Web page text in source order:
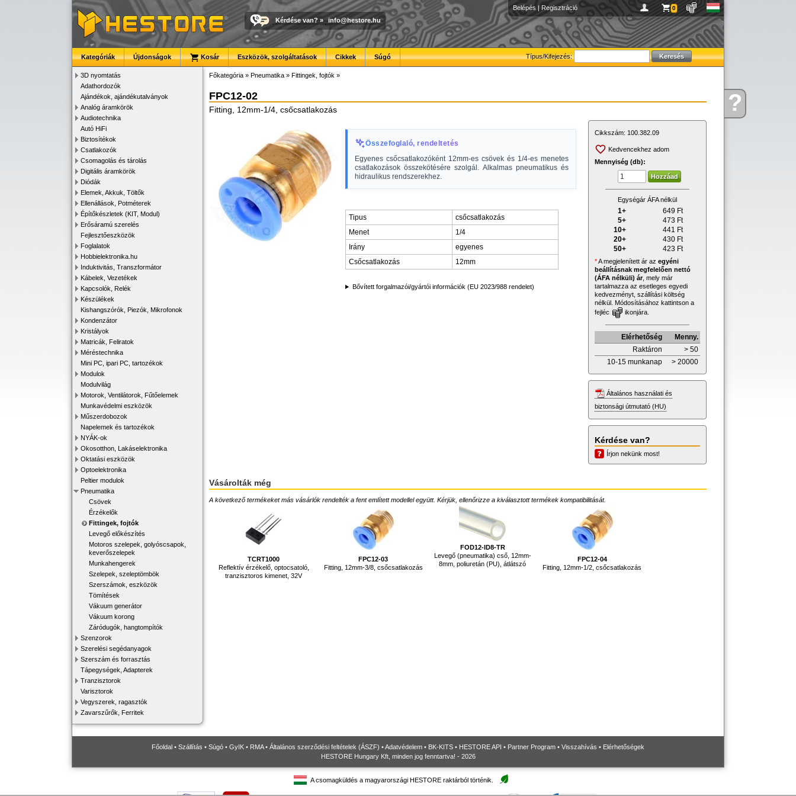
Kérdése?
Belépés | Regisztráció 0
Kérdése van? » info@hestore.hu
Típus/Kifejezés:
Kategóriák Újdonságok Kosár Eszközök, szolgáltatások Cikkek Súgó
3D nyomtatás
Adathordozók
Ajándékok, ajándékutalványok
Analóg áramkörök
Audiotechnika
Autó HiFi
Biztosítékok
Csatlakozók
Csomagolás és tárolás
Digitális áramkörök
Diódák
Elemek, Akkuk, Töltők
Ellenállások, Potméterek
Építőkészletek (KIT, Modul)
Erősáramú szerelés
Fejlesztőeszközök
Foglalatok
Hobbielektronika.hu
Induktivitás, Transzformátor
Kábelek, Vezetékek
Kapcsolók, Relék
Készülékek
Kishangszórók, Piezók, Mikrofonok
Kondenzátor
Kristályok
Matricák, Feliratok
Méréstechnika
Mini PC, ipari PC, tartozékok
Modulok
Modulvilág
Motorok, Ventilátorok, Fűtőelemek
Munkavédelmi eszközök
Műszerdobozok
Napelemek és tartozékok
NYÁK-ok
Okosotthon, Lakáselektronika
Oktatási eszközök
Optoelektronika
Peltier modulok
Pneumatika
Csövek
Érzékelők
Fittingek, fojtók
Levegő előkészítés
Motoros szelepek, golyóscsapok,
keverőszelepek
Munkahengerek
Szelepek, szeleptömbök
Szerszámok, eszközök
Tömítések
Vákuum generátor
Vákuum korong
Záródugók, hangtompítók
Szenzorok
Szerelési segédanyagok
Szerszám és forrasztás
Tápegységek, Adapterek
Tranzisztorok
Varisztorok
Vegyszerek, ragasztók
Zavarszűrők, Ferritek
Főkategória » Pneumatika » Fittingek, fojtók »
FPC12-02
Fitting, 12mm-1/4, csőcsatlakozás
Összefoglaló, rendeltetés
Egyenes csőcsatlakozóként 12mm-es csövek és 1/4-es menetes
csatlakozások összekötésére szolgál. Alkalmas pneumatikus és
hidraulikus rendszerekhez.
Tipus
csőcsatlakozás
Menet
1/4
Irány
egyenes
Csőcsatlakozás
12mm
Bővített forgalmazói/gyártói információk (EU 2023/988 rendelet)
Cikkszám: 100.382.09
Kedvencekhez adom
Mennyiség (db):
Egységár ÁFA nélkül
1+ 649 Ft
5+
473 Ft
10+
441 Ft
20+
430 Ft
50+
423 Ft
*A megjelenített ár az egyéni
beállításnak megfelelően nettó
(ÁFA nélküli) ár, mely már
tartalmazza az esetleges egyedi
kedvezményt, szállítási költség
nélkül. Módosításához kattintson a
fejléc
ikonjára.
Elérhetőség
Menny.
Raktáron
> 50
10-15 munkanap
> 20000
Általános használati és
biztonsági útmutató (HU)
Kérdése van?
Írjon nekünk most!
Vásárolták még
A következő termékeket más vásárlók rendelték a fent említett modellel együtt. Kérjük, ellenőrizze a kiválasztott termékek kompatibilitását.
TCRT1000
Reflektív érzékelő, optocsatoló,
tranzisztoros kimenet, 32V
FPC12-03
Fitting, 12mm-3/8, csőcsatlakozás
FOD12-ID8-TR
Levegő (pneumatika) cső, 12mm-
8mm, poliuretán (PU), átlátszó
FPC12-04
Fitting, 12mm-1/2, csőcsatlakozás
Főoldal • Szállítás • Súgó • GyIK • RMA• Általános szerződési feltételek (ÁSZF) •Adatvédelem • BK-KITS • HESTORE API • Partner Program • Visszahívás • Elérhetőségek
HESTORE Hungary Kft, minden jog fenntartva! - 2026
A csomagküldés a magyarországi HESTORE raktárból történik.